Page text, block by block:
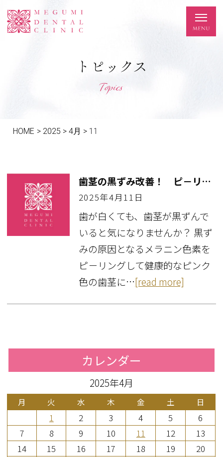
トピックス
Topics
HOME > 2025 > 4月 > 11
歯茎の黒ずみ改善！ ピ－リングで綺麗なピンク色に！
2025年4月11日
歯が白くても、歯茎が黒ずんで
いると気になりませんか？ 黒ず
みの原因となるメラニン色素を
ピ－リングして健康的なピンク
色の歯茎に…[read more]
カレンダー
2025年4月
月 火 水 木 金 土 日
1 2 3 4 5
6
7
8 9 10 11 12
13
14
15 16 17 18 19
20